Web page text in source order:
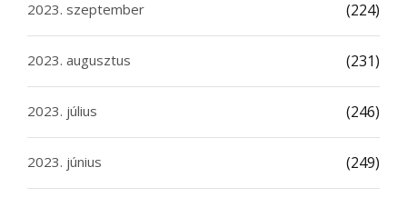
2023. szeptember (224)
2023. augusztus (231)
2023. július (246)
2023. június (249)